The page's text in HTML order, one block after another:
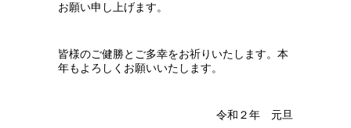
お願い申し上げます。
皆様のご健勝とご多幸をお祈りいたします。本
年もよろしくお願いいたします。
令和２年 元旦